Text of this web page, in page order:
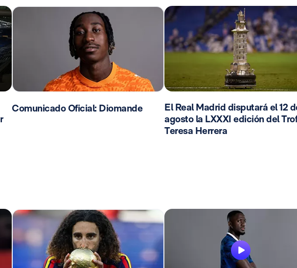
Comunicado Oficial: Diomande
El Real Madrid disputará el 12
agosto la LXXXI edición del
Teresa Herrera